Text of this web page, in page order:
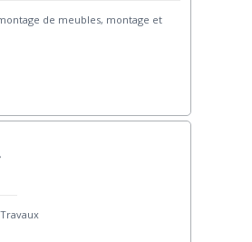
de meubles, montage et